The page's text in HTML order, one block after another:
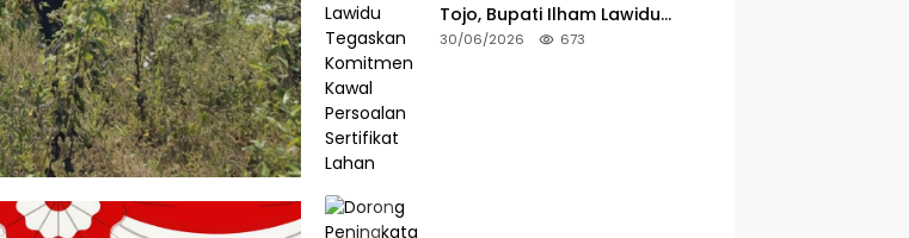
Tojo, Bupati Ilham Lawidu
Tegaskan Komitmen Kawal
30/06/2026 673